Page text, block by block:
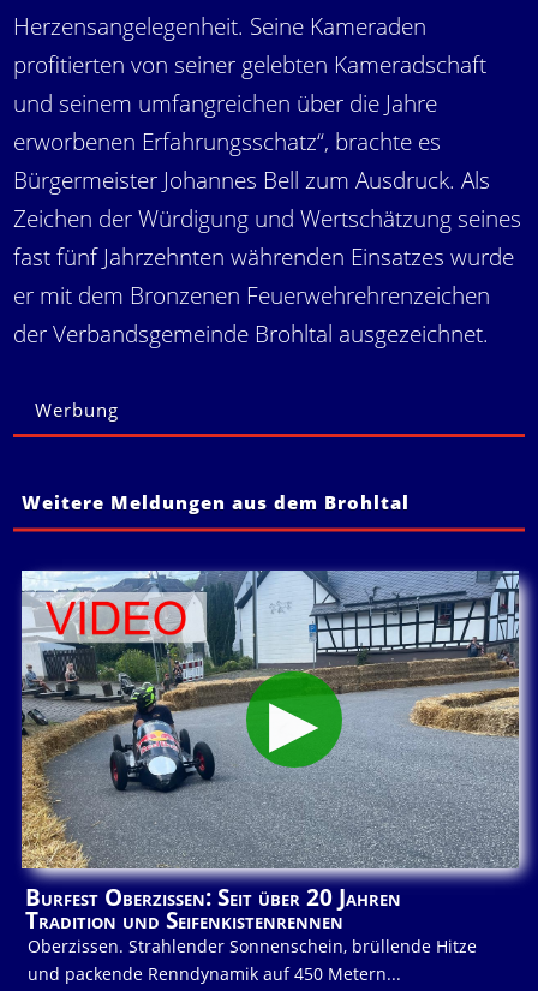
Herzensangelegenheit. Seine Kameraden
profitierten von seiner gelebten Kameradschaft
und seinem umfangreichen über die Jahre
erworbenen Erfahrungsschatz“, brachte es
Bürgermeister Johannes Bell zum Ausdruck. Als
Zeichen der Würdigung und Wertschätzung seines
fast fünf Jahrzehnten währenden Einsatzes wurde
er mit dem Bronzenen Feuerwehrehrenzeichen
der Verbandsgemeinde Brohltal ausgezeichnet.
Werbung
Weitere Meldungen aus dem Brohltal
Burfest Oberzissen: Seit über 20 Jahren
Tradition und Seifenkistenrennen
Oberzissen. Strahlender Sonnenschein, brüllende Hitze
und packende Renndynamik auf 450 Metern...